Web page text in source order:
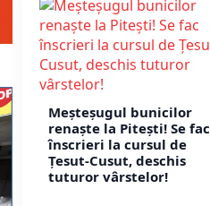
Meșteșugul bunicilor
renaște la Pitești! Se fac
înscrieri la cursul de
Țesut-Cusut, deschis
tuturor vârstelor!